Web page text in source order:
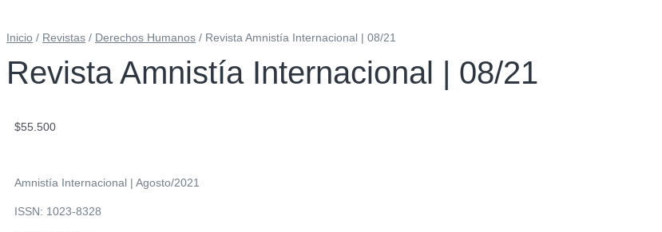
Inicio / Revistas / Derechos Humanos / Revista Amnistía Internacional | 08/21
Revista Amnistía Internacional | 08/21
$55.500
Amnistía Internacional | Agosto/2021
ISSN: 1023-8328